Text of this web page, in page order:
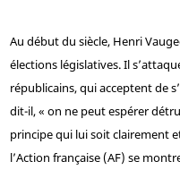
Au début du siècle, Henri
élections législatives. Il
républicains, qui acceptent de
dit-il, « on ne peut espérer
principe qui lui soit clairement
l’Action française (AF) se